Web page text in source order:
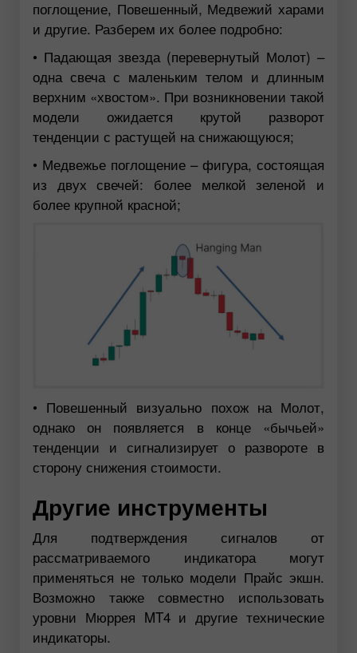
поглощение, Повешенный, Медвежий харами
и другие. Разберем их более подробно:
• Падающая звезда (перевернутый Молот) –
одна свеча с маленьким телом и длинным
верхним «хвостом». При возникновении такой
модели ожидается крутой разворот
тенденции с растущей на снижающуюся;
• Медвежье поглощение – фигура, состоящая
из двух свечей: более мелкой зеленой и
более крупной красной;
• Повешенный визуально похож на Молот,
однако он появляется в конце «бычьей»
тенденции и сигнализирует о развороте в
сторону снижения стоимости.
Другие инструменты
Для подтверждения сигналов от
рассматриваемого индикатора могут
применяться не только модели Прайс экшн.
Возможно также совместно использовать
уровни Мюррея MT4 и другие технические
индикаторы.